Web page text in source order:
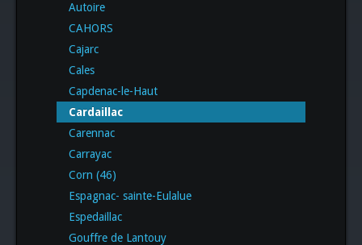
Autoire
CAHORS
Cajarc
Cales
Capdenac-le-Haut
Cardaillac
Carennac
Carrayac
Corn (46)
Espagnac- sainte-Eulalue
Espedaillac
Gouffre de Lantouy